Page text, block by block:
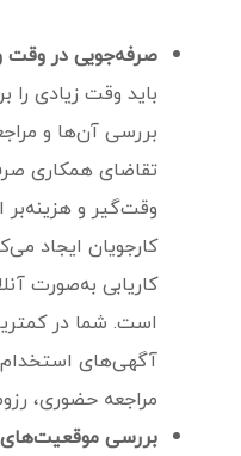
صرفه‌جویی در وقت
باید وقت زیادی
بررسی آن‌ها و
تقاضای همکاری
وقت‌گیر و هزینه‌بر
کارجویان ایجاد
کاریابی به‌صورت
است. شما در
آگهی‌های استخدام
مراجعه حضوری،
بررسی